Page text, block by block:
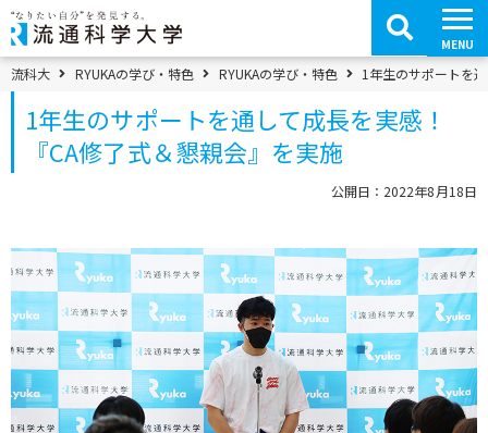
コ
ン
テ
ン
ツ
へ
移
MENU
パンくずメニュー
流科大 RYUKAの学び・特色 RYUKAの学び・特色 1年生のサポートを
1年生のサポートを通して成長を実感！
『CA修了式＆懇親会』を実施
公開日：2022年8月18日